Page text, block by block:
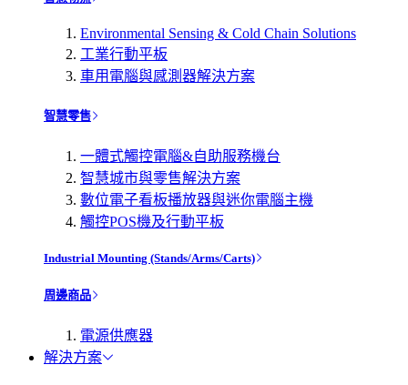
Environmental Sensing & Cold Chain Solutions
工業行動平板
車用電腦與感測器解決方案
智慧零售
一體式觸控電腦&自助服務機台
智慧城市與零售解決方案
數位電子看板播放器與迷你電腦主機
觸控POS機及行動平板
Industrial Mounting (Stands/Arms/Carts)
周邊商品
電源供應器
解決方案